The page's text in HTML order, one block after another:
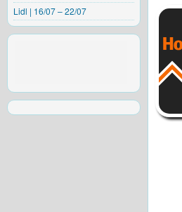
Lidl | 16/07 – 22/07